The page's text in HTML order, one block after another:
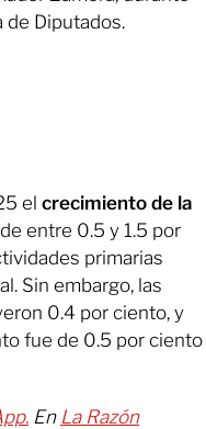
de Diputados.
el crecimiento de la
entre 0.5 y 1.5 por
primarias
Sin embargo, las
0.4 por ciento, y
fue de 0.5 por ciento
En La Razón